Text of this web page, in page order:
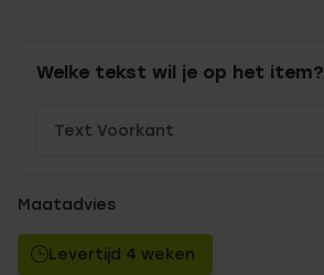
Welke tekst wil je op het item?
Maatadvies
Levertijd 4 weken